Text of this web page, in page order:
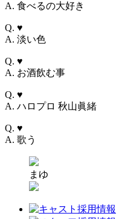
A. 食べるの大好き
Q. ♥
A. 淡い色
Q. ♥
A. お酒飲む事
Q. ♥
A. ハロプロ 秋山眞緒
Q. ♥
A. 歌う
まゆ